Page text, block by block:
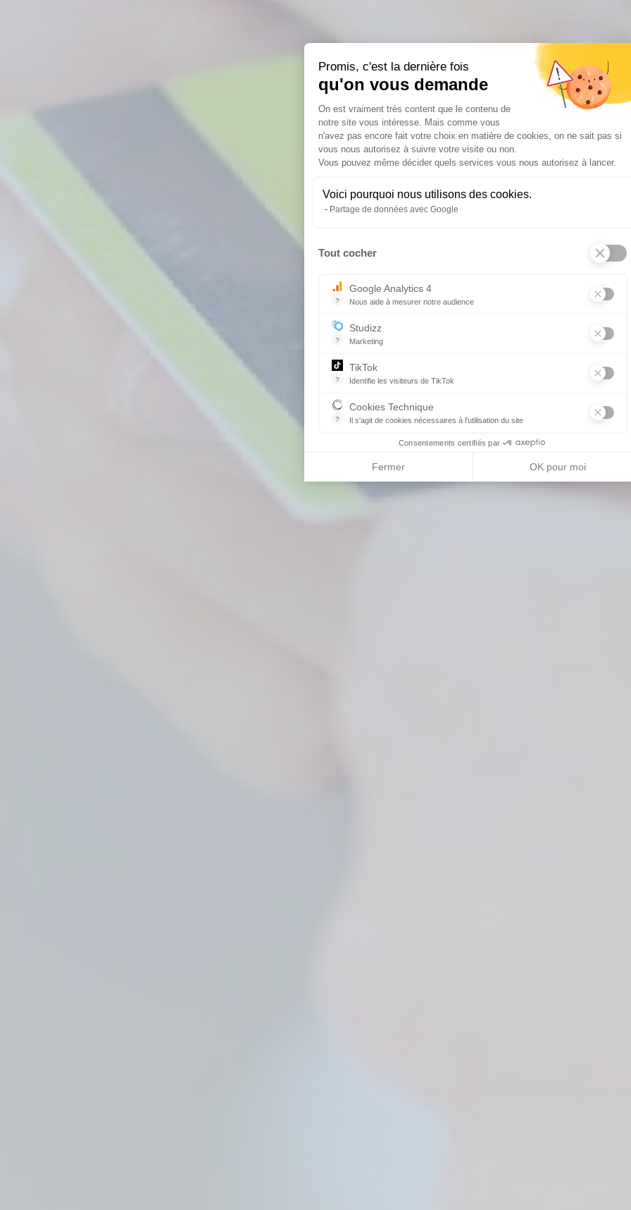
Promis, c'est la dernière fois
qu'on vous demande
Plateforme de Gestion du
On est vraiment très content que le contenu de
notre site vous intéresse. Mais comme vous
n'avez pas encore fait votre choix en matière de cookies, on ne sait pas si
vous nous autorisez à suivre votre visite ou non.
Vous pouvez même décider quels services vous nous autorisez à lancer.
Voici pourquoi nous utilisons des cookies.
Partage de données avec Google
Tout cocher
?
Google Analytics 4
Nous aide à mesurer notre audience
?
Studizz
Marketing
?
TikTok
Identifie les visiteurs de TikTok
?
Cookies Technique
Il s'agit de cookies nécessaires à l'utilisation du site
Consentements certifiés par
Fermer OK pour moi